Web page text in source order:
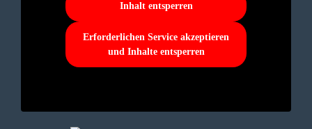
Inhalt entsperren
Erforderlichen Service akzeptieren
und Inhalte entsperren